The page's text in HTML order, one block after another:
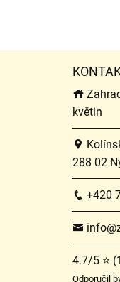
květin
288 02
+420
4.7/5 ⭐
Odporučil